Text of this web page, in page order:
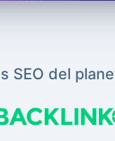
SEO del